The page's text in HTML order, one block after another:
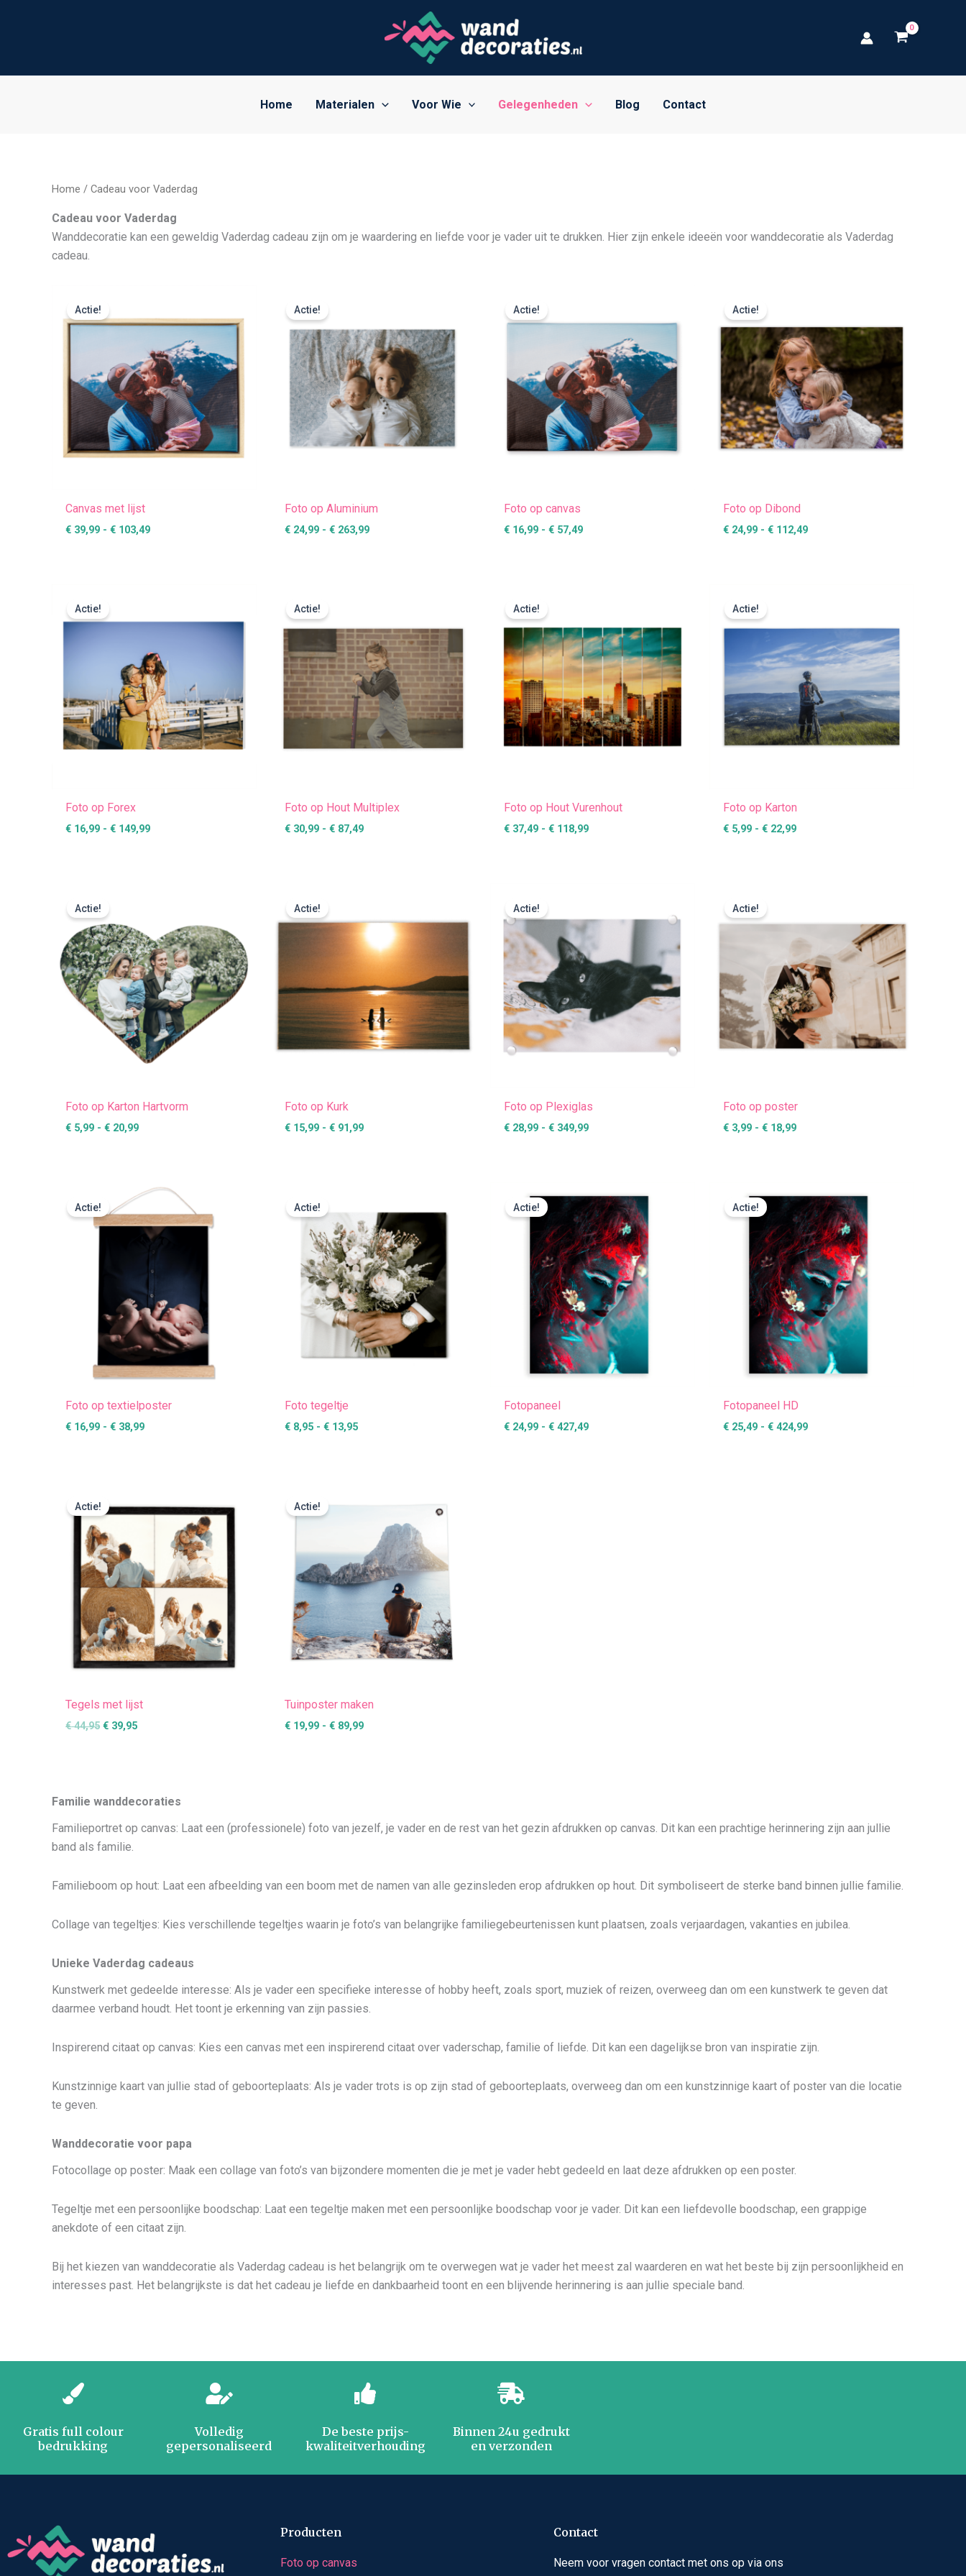
Home Materialen Voor Wie Gelegenheden Blog Contact
Home / Cadeau voor Vaderdag
Cadeau voor Vaderdag
Wanddecoratie kan een geweldig Vaderdag cadeau zijn om je waardering en liefde voor je vader uit te drukken. Hier zijn enkele ideeën voor wanddecoratie als Vaderdag
cadeau.
Actie!
Canvas met lijst
€ 39,99 - € 103,49
tot
€ 103,49
Actie!
Foto op Aluminium
€ 24,99 - € 263,99
€ 263,99
Actie!
Foto op canvas
€ 16,99 - € 57,49
Actie!
Foto op Dibond
€ 24,99 - € 112,49
€ 112,49
Actie!
Foto op Forex
€ 16,99 - € 149,99
Actie!
Foto op Hout Multiplex
€ 30,99 - € 87,49
€ 87,49
Actie!
Foto op Hout Vurenhout
€ 37,49 - € 118,99
€ 118,99
Actie!
Foto op Karton
€ 5,99 - € 22,99
€ 22,99
Actie!
Foto op Karton Hartvorm
€ 5,99 - € 20,99
€ 20,99
Actie!
Foto op Kurk
€ 15,99 - € 91,99
€ 91,99
Actie!
Foto op Plexiglas
€ 28,99 - € 349,99
Actie!
Foto op poster
€ 3,99 - € 18,99
€ 18,99
Actie!
Foto op textielposter
€ 16,99 - € 38,99
Prijsklasse:
€ 16,99
tot
€ 38,99
Actie!
Foto tegeltje
€ 8,95 - € 13,95
€ 13,95
Actie!
Fotopaneel
€ 24,99 - € 427,49
€ 24,99
tot
€ 427,49
Actie!
Fotopaneel HD
€ 25,49 - € 424,99
€ 25,49
tot
€ 424,99
Actie!
Tegels met lijst
€44,95
was:
€ 39,95
is:
Actie!
Tuinposter maken
€ 19,99 - € 89,99
€ 89,99
Familie wanddecoraties
Familieportret op canvas: Laat een (professionele) foto van jezelf, je vader en de rest van het gezin afdrukken op canvas. Dit kan een prachtige herinnering zijn aan jullie
band als familie.
Familieboom op hout: Laat een afbeelding van een boom met de namen van alle gezinsleden erop afdrukken op hout. Dit symboliseert de sterke band binnen jullie familie.
Collage van tegeltjes: Kies verschillende tegeltjes waarin je foto’s van belangrijke familiegebeurtenissen kunt plaatsen, zoals verjaardagen, vakanties en jubilea.
Unieke Vaderdag cadeaus
Kunstwerk met gedeelde interesse: Als je vader een specifieke interesse of hobby heeft, zoals sport, muziek of reizen, overweeg dan om een kunstwerk te geven dat
daarmee verband houdt. Het toont je erkenning van zijn passies.
Inspirerend citaat op canvas: Kies een canvas met een inspirerend citaat over vaderschap, familie of liefde. Dit kan een dagelijkse bron van inspiratie zijn.
Kunstzinnige kaart van jullie stad of geboorteplaats: Als je vader trots is op zijn stad of geboorteplaats, overweeg dan om een kunstzinnige kaart of poster van die locatie
te geven.
Wanddecoratie voor papa
Fotocollage op poster: Maak een collage van foto’s van bijzondere momenten die je met je vader hebt gedeeld en laat deze afdrukken op een poster.
Tegeltje met een persoonlijke boodschap: Laat een tegeltje maken met een persoonlijke boodschap voor je vader. Dit kan een liefdevolle boodschap, een grappige
anekdote of een citaat zijn.
Bij het kiezen van wanddecoratie als Vaderdag cadeau is het belangrijk om te overwegen wat je vader het meest zal waarderen en wat het beste bij zijn persoonlijkheid en
interesses past. Het belangrijkste is dat het cadeau je liefde en dankbaarheid toont en een blijvende herinnering is aan jullie speciale band.
Gratis full colour
bedrukking
Volledig
gepersonaliseerd
De beste prijs-
kwaliteitverhouding
Binnen 24u gedrukt
en verzonden
Producten
Foto op canvas
Contact
Neem voor vragen contact met ons op via ons